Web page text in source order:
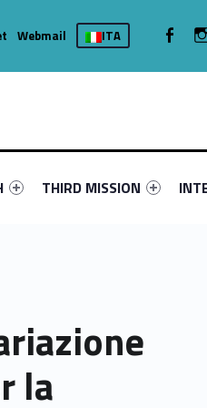
65591-4
#link-menu-primary-18809-16
Link identifier #link-menu-
THIRD MISSION
Link
Webmail ITA
la